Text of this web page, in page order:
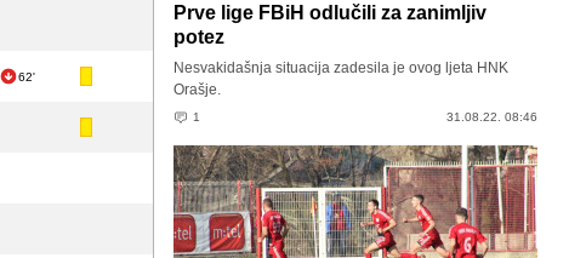
62'
Prve lige FBiH odlučili za zanimljiv
potez
Nesvakidašnja situacija zadesila je ovog ljeta HNK
Orašje.
1 31.08.22. 08:46